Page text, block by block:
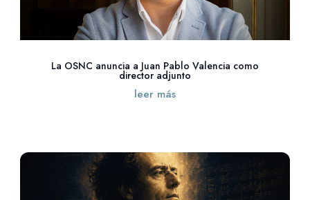
La OSNC anuncia a Juan Pablo Valencia como
director adjunto
leer más